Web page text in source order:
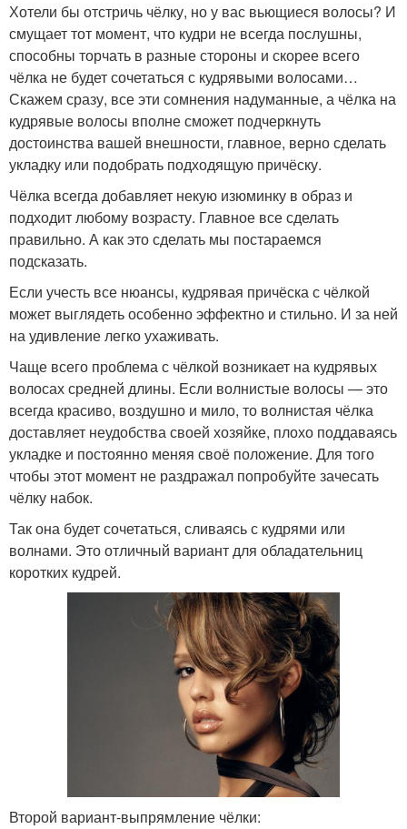
Хотели бы отстричь чёлку, но у вас вьющиеся волосы? И
смущает тот момент, что кудри не всегда послушны,
способны торчать в разные стороны и скорее всего
чёлка не будет сочетаться с кудрявыми волосами…
Скажем сразу, все эти сомнения надуманные, а чёлка на
кудрявые волосы вполне сможет подчеркнуть
достоинства вашей внешности, главное, верно сделать
укладку или подобрать подходящую причёску.
Чёлка всегда добавляет некую изюминку в образ и
подходит любому возрасту. Главное все сделать
правильно. А как это сделать мы постараемся
подсказать.
Если учесть все нюансы, кудрявая причёска с чёлкой
может выглядеть особенно эффектно и стильно. И за ней
на удивление легко ухаживать.
Чаще всего проблема с чёлкой возникает на кудрявых
волосах средней длины. Если волнистые волосы — это
всегда красиво, воздушно и мило, то волнистая чёлка
доставляет неудобства своей хозяйке, плохо поддаваясь
укладке и постоянно меняя своё положение. Для того
чтобы этот момент не раздражал попробуйте зачесать
чёлку набок.
Так она будет сочетаться, сливаясь с кудрями или
волнами. Это отличный вариант для обладательниц
коротких кудрей.
Второй вариант-выпрямление чёлки: